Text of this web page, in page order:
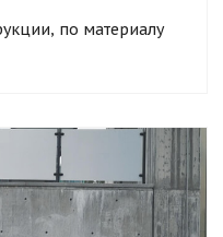
по материалу